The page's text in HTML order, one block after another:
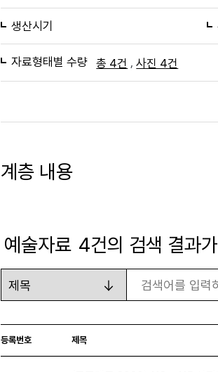
생산시기
자료형태별 수량 총 4건 ,사진 4건
계층 내용
예술자료 4건의 검색 결과
검색
등록번호 제목